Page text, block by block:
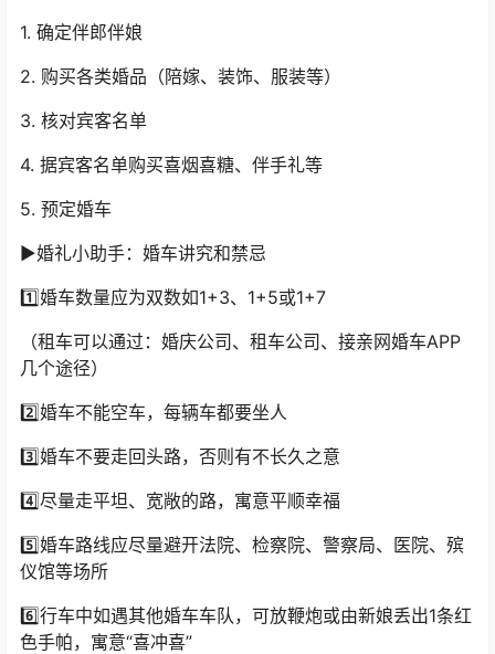
1. 确定伴郎伴娘
2. 购买各类婚品（陪嫁、装饰、服装等）
3. 核对宾客名单
4. 据宾客名单购买喜烟喜糖、伴手礼等
5. 预定婚车
▶婚礼小助手：婚车讲究和禁忌
1️⃣婚车数量应为双数如1+3、1+5或1+7
（租车可以通过：婚庆公司、租车公司、接亲网婚车APP
几个途径）
2️⃣婚车不能空车，每辆车都要坐人
3️⃣婚车不要走回头路，否则有不长久之意
4️⃣尽量走平坦、宽敞的路，寓意平顺幸福
5️⃣婚车路线应尽量避开法院、检察院、警察局、医院、殡
仪馆等场所
6️⃣行车中如遇其他婚车车队，可放鞭炮或由新娘丢出1条红
色手帕，寓意“喜冲喜”